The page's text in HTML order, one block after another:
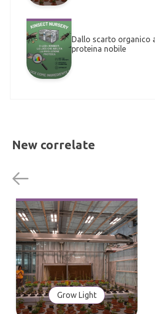
Dallo scarto organico
proteina nobile
New correlate
Grow Light